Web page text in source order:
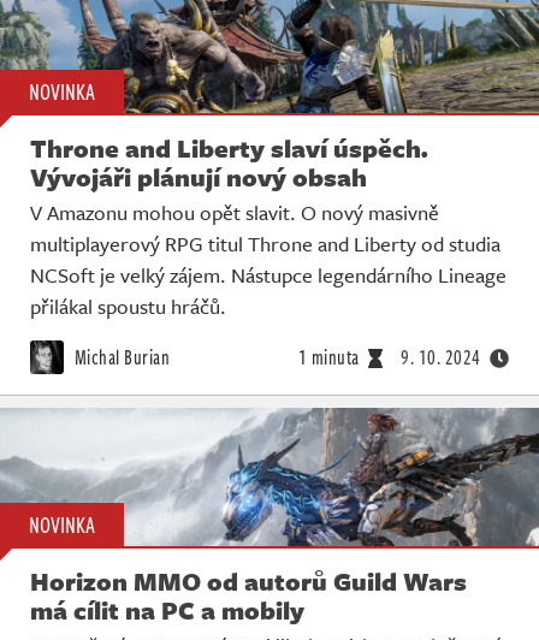
NOVINKA
Throne and Liberty slaví úspěch.
Vývojáři plánují nový obsah
V Amazonu mohou opět slavit. O nový masivně
multiplayerový RPG titul Throne and Liberty od studia
NCSoft je velký zájem. Nástupce legendárního Lineage
přilákal spoustu hráčů.
Michal Burian 1 minuta 9. 10. 2024
NOVINKA
Horizon MMO od autorů Guild Wars
má cílit na PC a mobily